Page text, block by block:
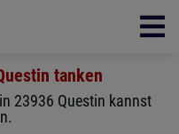
tanken
23936 Questin kannst